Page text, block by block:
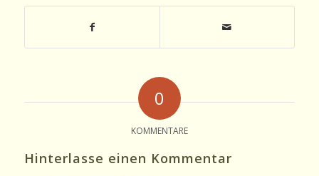
0
KOMMENTARE
Hinterlasse einen Kommentar